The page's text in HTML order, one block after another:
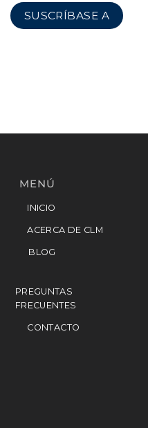
MENÚ
INICIO
ACERCA DE CLM
BLOG
PREGUNTAS
FRECUENTES
CONTACTO